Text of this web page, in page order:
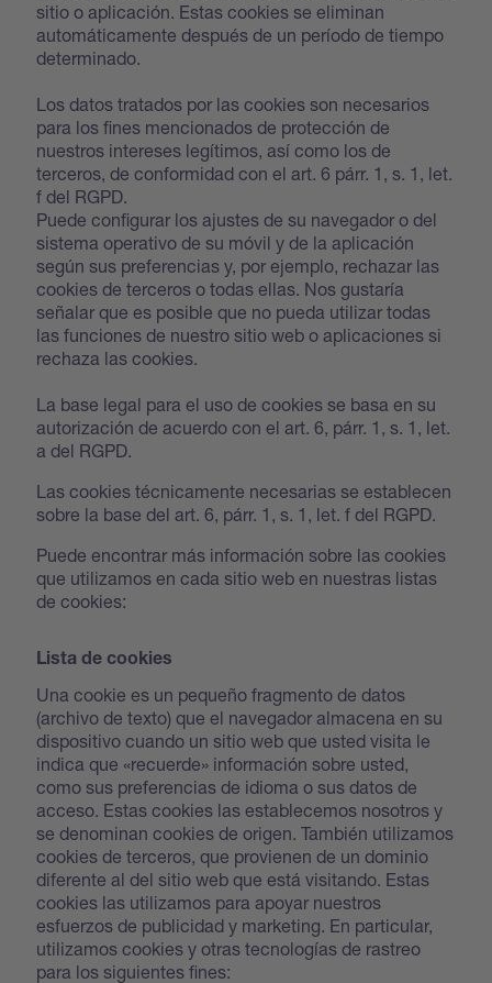
sitio o aplicación. Estas cookies se eliminan
automáticamente después de un período de tiempo
determinado.
Los datos tratados por las cookies son necesarios
para los fines mencionados de protección de
nuestros intereses legítimos, así como los de
terceros, de conformidad con el art. 6 párr. 1, s. 1, let.
f del RGPD.
Puede configurar los ajustes de su navegador o del
sistema operativo de su móvil y de la aplicación
según sus preferencias y, por ejemplo, rechazar las
cookies de terceros o todas ellas. Nos gustaría
señalar que es posible que no pueda utilizar todas
las funciones de nuestro sitio web o aplicaciones si
rechaza las cookies.
La base legal para el uso de cookies se basa en su
autorización de acuerdo con el art. 6, párr. 1, s. 1, let.
a del RGPD.
Las cookies técnicamente necesarias se establecen
sobre la base del art. 6, párr. 1, s. 1, let. f del RGPD.
Puede encontrar más información sobre las cookies
que utilizamos en cada sitio web en nuestras listas
de cookies:
Lista de cookies
Una cookie es un pequeño fragmento de datos
(archivo de texto) que el navegador almacena en su
dispositivo cuando un sitio web que usted visita le
indica que «recuerde» información sobre usted,
como sus preferencias de idioma o sus datos de
acceso. Estas cookies las establecemos nosotros y
se denominan cookies de origen. También utilizamos
cookies de terceros, que provienen de un dominio
diferente al del sitio web que está visitando. Estas
cookies las utilizamos para apoyar nuestros
esfuerzos de publicidad y marketing. En particular,
utilizamos cookies y otras tecnologías de rastreo
para los siguientes fines: